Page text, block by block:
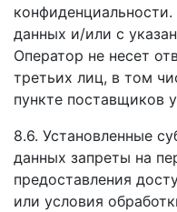
данных и/или с
Оператор не несет
третьих лиц, в том
пункте поставщиков
8.6. Установленные
данных запреты на
предоставления
или условия